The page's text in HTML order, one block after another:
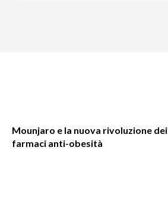
Mounjaro e la nuova rivoluzione dei
farmaci anti-obesità